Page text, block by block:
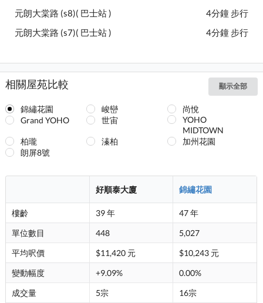
元朗大棠路 (s8)( 巴士站 )
4分鐘 步行
元朗大棠路 (s7)( 巴士站 )
4分鐘 步行
相關屋苑比較 顯示全部
錦繡花園 峻巒
尚悅
Grand YOHO
世宙
YOHO
MIDTOWN
柏瓏
溱柏
加州花園
朗屏8號
好順泰大廈 錦繡花園
樓齡 39 年
47 年
單位數目
448
5,027
平均呎價
$11,420 元
$10,243 元
變動幅度
+9.09%
0.00%
成交量
5宗
16宗